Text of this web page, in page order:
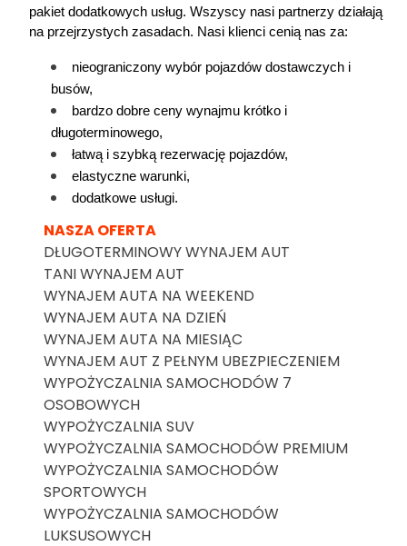
NASZA OFERTA
DŁUGOTERMINOWY WYNAJEM AUT
TANI WYNAJEM AUT
WYNAJEM AUTA NA WEEKEND
WYNAJEM AUTA NA DZIEŃ
WYNAJEM AUTA NA MIESIĄC
WYNAJEM AUT Z PEŁNYM UBEZPIECZENIEM
WYPOŻYCZALNIA SAMOCHODÓW 7
OSOBOWYCH
WYPOŻYCZALNIA SUV
WYPOŻYCZALNIA SAMOCHODÓW PREMIUM
WYPOŻYCZALNIA SAMOCHODÓW
SPORTOWYCH
WYPOŻYCZALNIA SAMOCHODÓW
LUKSUSOWYCH
pakiet dodatkowych usług. Wszyscy nasi partnerzy działają
na przejrzystych zasadach. Nasi klienci cenią nas za:
nieograniczony wybór pojazdów dostawczych i
busów,
bardzo dobre ceny wynajmu krótko i
długoterminowego,
łatwą i szybką rezerwację pojazdów,
elastyczne warunki,
dodatkowe usługi.